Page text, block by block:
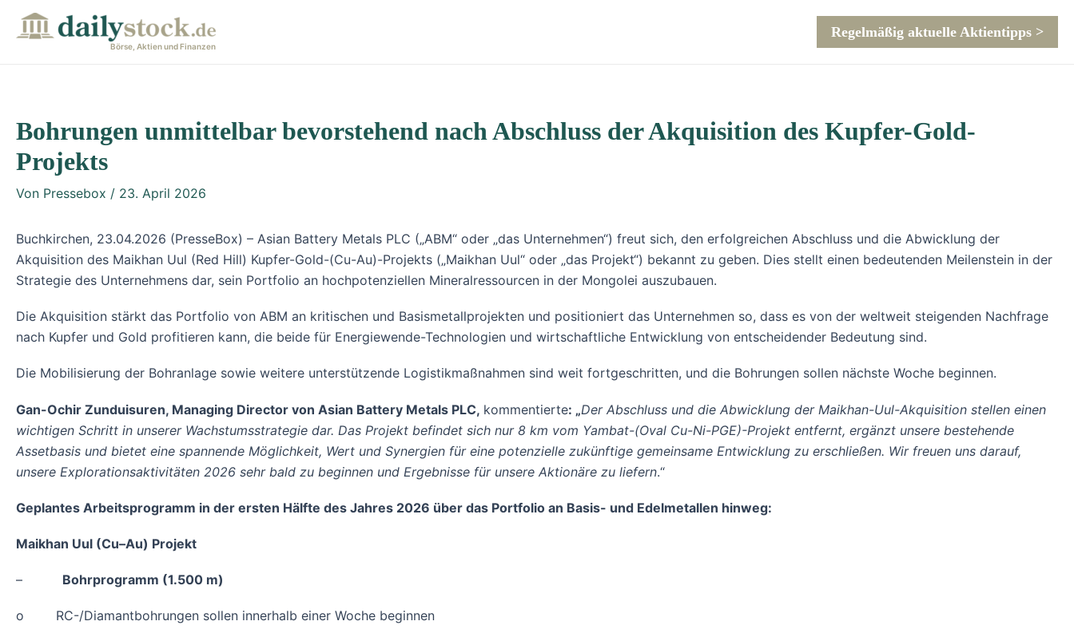
Inhalt
Börse, Aktien und Finanzen
Regelmäßig aktuelle Aktientipps >
Bohrungen unmittelbar bevorstehend nach Abschluss der Akquisition des Kupfer-Gold-
Projekts
Von Pressebox / 23. April 2026
Buchkirchen, 23.04.2026 (PresseBox) – Asian Battery Metals PLC („ABM“ oder „das Unternehmen“) freut sich, den erfolgreichen Abschluss und die Abwicklung der
Akquisition des Maikhan Uul (Red Hill) Kupfer-Gold-(Cu-Au)-Projekts („Maikhan Uul“ oder „das Projekt“) bekannt zu geben. Dies stellt einen bedeutenden Meilenstein in der
Strategie des Unternehmens dar, sein Portfolio an hochpotenziellen Mineralressourcen in der Mongolei auszubauen.
Die Akquisition stärkt das Portfolio von ABM an kritischen und Basismetallprojekten und positioniert das Unternehmen so, dass es von der weltweit steigenden Nachfrage
nach Kupfer und Gold profitieren kann, die beide für Energiewende-Technologien und wirtschaftliche Entwicklung von entscheidender Bedeutung sind.
Die Mobilisierung der Bohranlage sowie weitere unterstützende Logistikmaßnahmen sind weit fortgeschritten, und die Bohrungen sollen nächste Woche beginnen.
Gan-Ochir Zunduisuren, Managing Director von Asian Battery Metals PLC, kommentierte: „Der Abschluss und die Abwicklung der Maikhan-Uul-Akquisition stellen einen
wichtigen Schritt in unserer Wachstumsstrategie dar. Das Projekt befindet sich nur 8 km vom Yambat-(Oval Cu-Ni-PGE)-Projekt entfernt, ergänzt unsere bestehende
Assetbasis und bietet eine spannende Möglichkeit, Wert und Synergien für eine potenzielle zukünftige gemeinsame Entwicklung zu erschließen. Wir freuen uns darauf,
unsere Explorationsaktivitäten 2026 sehr bald zu beginnen und Ergebnisse für unsere Aktionäre zu liefern.“
Geplantes Arbeitsprogramm in der ersten Hälfte des Jahres 2026 über das Portfolio an Basis- und Edelmetallen hinweg:
Maikhan Uul (Cu–Au) Projekt
– Bohrprogramm (1.500 m)
o RC-/Diamantbohrungen sollen innerhalb einer Woche beginnen
navigation